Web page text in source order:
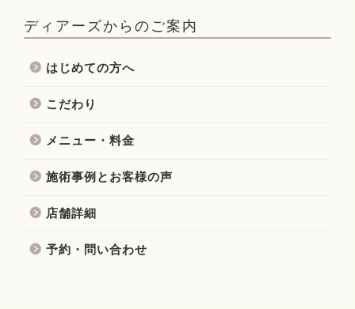
ディアーズからのご案内
はじめての方へ
こだわり
メニュー・料金
施術事例とお客様の声
店舗詳細
予約・問い合わせ